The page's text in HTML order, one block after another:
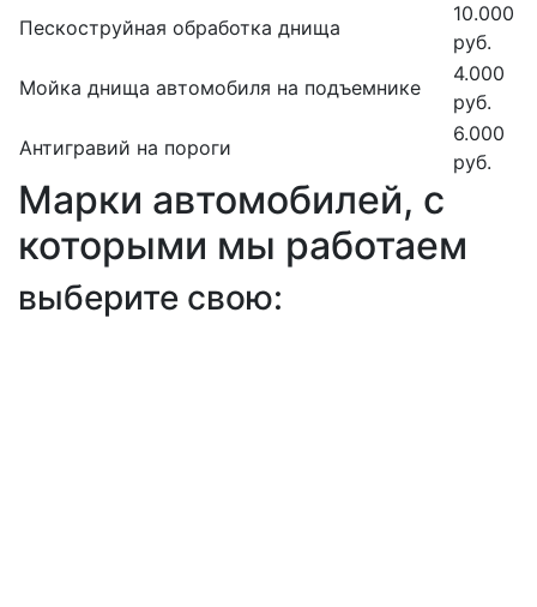
Пескоструйная обработка днища
10.000
руб.
Мойка днища автомобиля на подъемнике
4.000
руб.
Антигравий на пороги
6.000
руб.
Марки автомобилей, с
которыми мы работаем
выберите свою: